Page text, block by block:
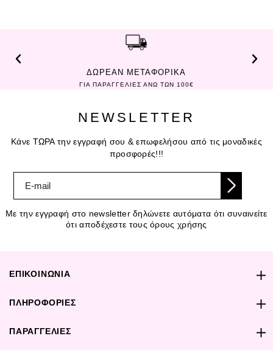
ΔΩΡΕΑΝ ΜΕΤΑΦΟΡΙΚΑ
ΓΙΑ ΠΑΡΑΓΓΕΛΙΕΣ ΑΝΩ ΤΩΝ 100€
NEWSLETTER
Κάνε ΤΩΡΑ την εγγραφή σου & επωφελήσου από τις μοναδικές
προσφορές!!!
Με την εγγραφή στο newsletter δηλώνετε αυτόματα ότι συναινείτε
ότι αποδέχεστε τους όρους χρήσης
ΕΠΙΚΟΙΝΩΝΙΑ
ΠΛΗΡΟΦΟΡΙΕΣ
ΠΑΡΑΓΓΕΛΙΕΣ